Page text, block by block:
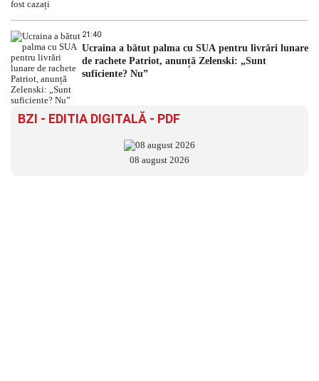
21:40
Ucraina a bătut palma cu SUA pentru livrări lunare
de rachete Patriot, anunță Zelenski: „Sunt
suficiente? Nu”
BZI - EDITIA DIGITALĂ - PDF
08 august 2026